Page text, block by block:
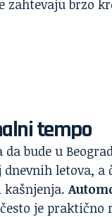
brzo
tempo
bude u
letova, a
kašnjenja.
je praktično